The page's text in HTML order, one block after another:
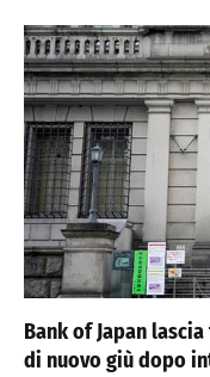
Bank of Japan
di nuovo giù dopo